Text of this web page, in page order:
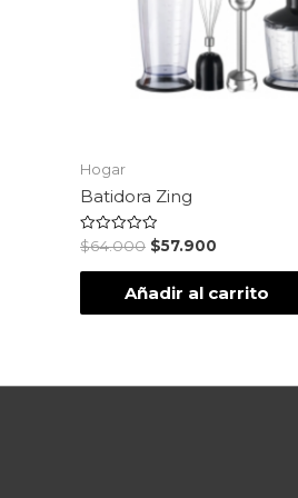
Hogar
Batidora Zing
Valorado
en
0
$64.000 $57.900
Añadir al carrito